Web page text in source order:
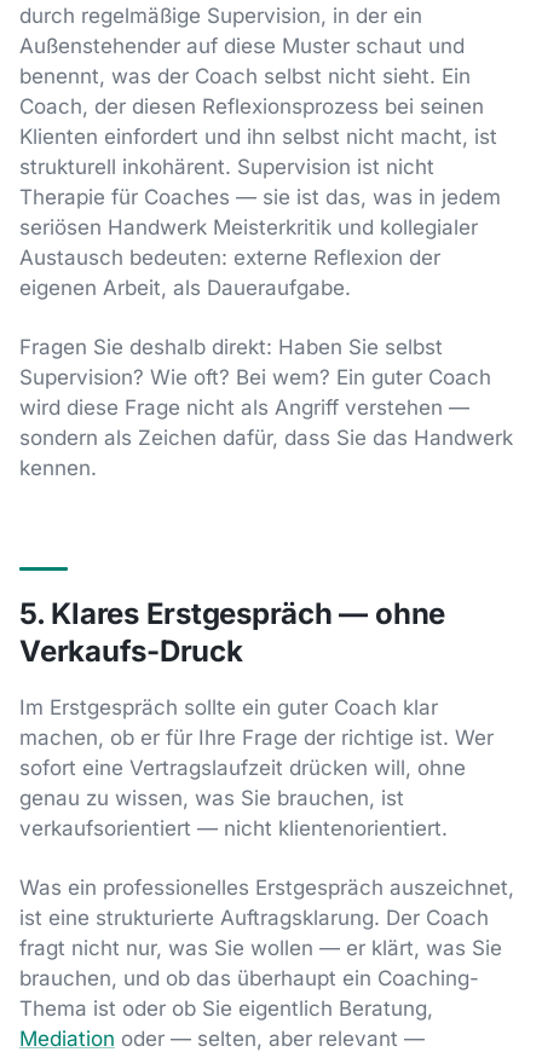
durch regelmäßige Supervision, in der ein
Außenstehender auf diese Muster schaut und
benennt, was der Coach selbst nicht sieht. Ein
Coach, der diesen Reflexionsprozess bei seinen
Klienten einfordert und ihn selbst nicht macht, ist
strukturell inkohärent. Supervision ist nicht
Therapie für Coaches — sie ist das, was in jedem
seriösen Handwerk Meisterkritik und kollegialer
Austausch bedeuten: externe Reflexion der
eigenen Arbeit, als Daueraufgabe.
Fragen Sie deshalb direkt: Haben Sie selbst
Supervision? Wie oft? Bei wem? Ein guter Coach
wird diese Frage nicht als Angriff verstehen —
sondern als Zeichen dafür, dass Sie das Handwerk
kennen.
5. Klares Erstgespräch — ohne
Verkaufs-Druck
Im Erstgespräch sollte ein guter Coach klar
machen, ob er für Ihre Frage der richtige ist. Wer
sofort eine Vertragslaufzeit drücken will, ohne
genau zu wissen, was Sie brauchen, ist
verkaufsorientiert — nicht klientenorientiert.
Was ein professionelles Erstgespräch auszeichnet,
ist eine strukturierte Auftragsklarung. Der Coach
fragt nicht nur, was Sie wollen — er klärt, was Sie
brauchen, und ob das überhaupt ein Coaching-
Thema ist oder ob Sie eigentlich Beratung,
Mediation oder — selten, aber relevant —